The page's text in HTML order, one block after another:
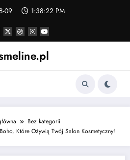
09 1:38:22 PM
Bez kategorii
Które Ożywią Twój Salon Kosmetyczny!